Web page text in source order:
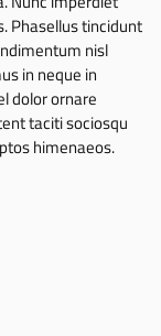
Phasellus tincidunt
nisl
in neque in
dolor ornare
taciti sociosqu
himenaeos.